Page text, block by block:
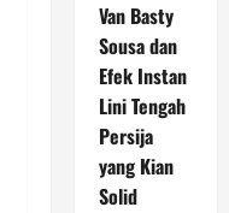
Van Basty
Sousa dan
Efek Instan
Lini Tengah
Persija
yang Kian
Solid